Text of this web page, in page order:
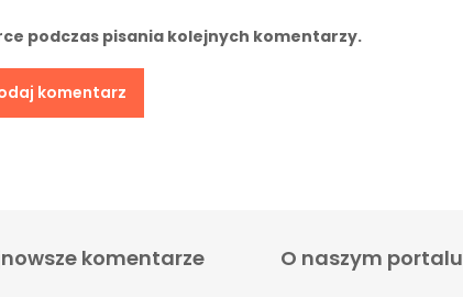
podczas pisania kolejnych komentarzy.
komentarze O naszym portalu